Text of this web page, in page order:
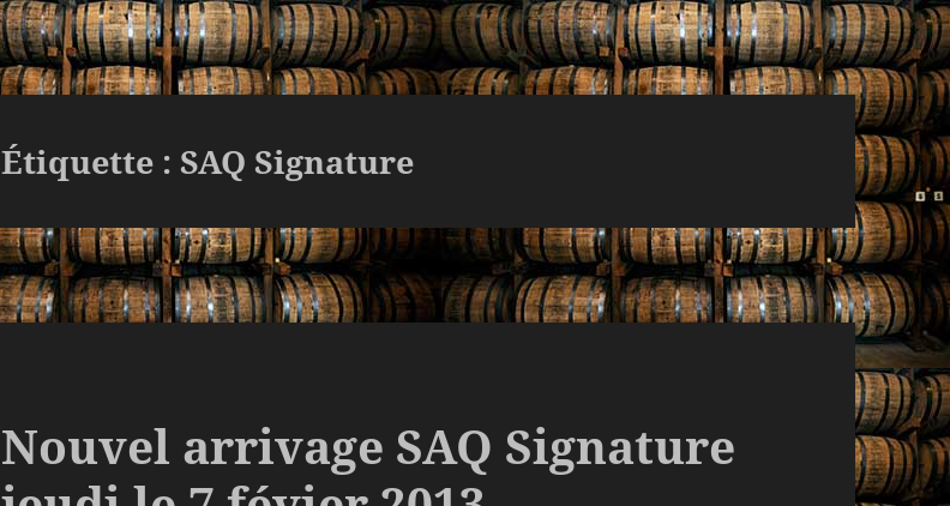
Étiquette :SAQ Signature
Nouvel arrivage SAQ Signature